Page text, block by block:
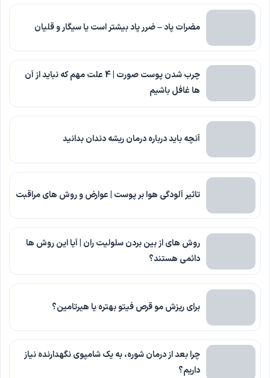
مضرات پاد – ضرر پاد بیشتر است یا سیگار و قلیان
چرب شدن پوست صورت | 4 علت مهم که نباید از آن
ها غافل باشیم
آنچه باید درباره درمان ریشه دندان بدانید
تاثیر آلودگی هوا بر پوست | عوارض و روش های مراقبت
روش های از بین بردن سلولیت ران | آیا این روش ها
دائمی هستند؟
برای ریزش مو قرص فیتو بهتره یا هیرتامین؟
چرا بعد از درمان شوره، به یک شامپوی نگهدارنده نیاز
داریم؟